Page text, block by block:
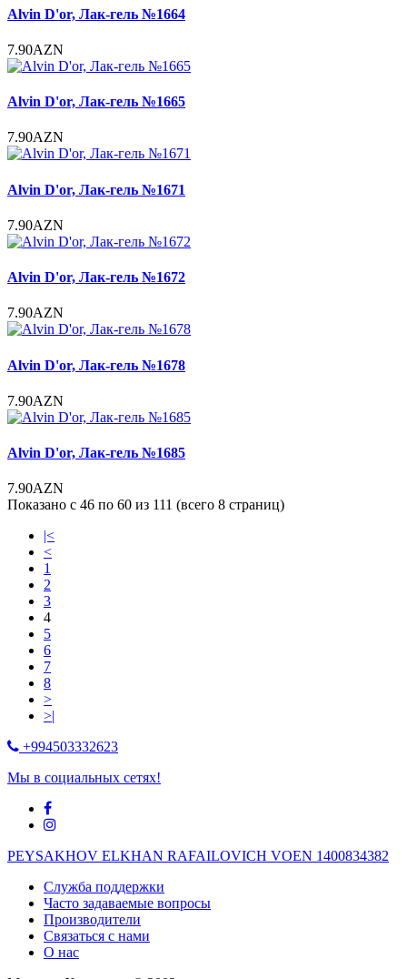
Alvin D'or, Лак-гель №1664
7.90AZN
Alvin D'or, Лак-гель №1665
7.90AZN
Alvin D'or, Лак-гель №1671
7.90AZN
Alvin D'or, Лак-гель №1672
7.90AZN
Alvin D'or, Лак-гель №1678
7.90AZN
Alvin D'or, Лак-гель №1685
7.90AZN
Показано с 46 по 60 из 111 (всего 8 страниц)
|<
<
1
2
3
4
5
6
7
8
>
>|
+994503332623
Мы в социальных сетях!
PEYSAKHOV ELKHAN RAFAILOVICH VOEN 1400834382
Служба поддержки
Часто задаваемые вопросы
Производители
Связаться с нами
О нас